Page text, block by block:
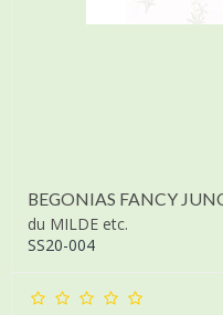
BEGONIAS FANCY
du MILDE etc.
SS20-004